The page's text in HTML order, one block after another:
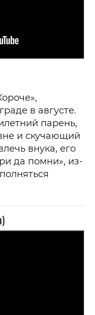
в августе.
парень,
и скучающий
внука, его
да помни», из-